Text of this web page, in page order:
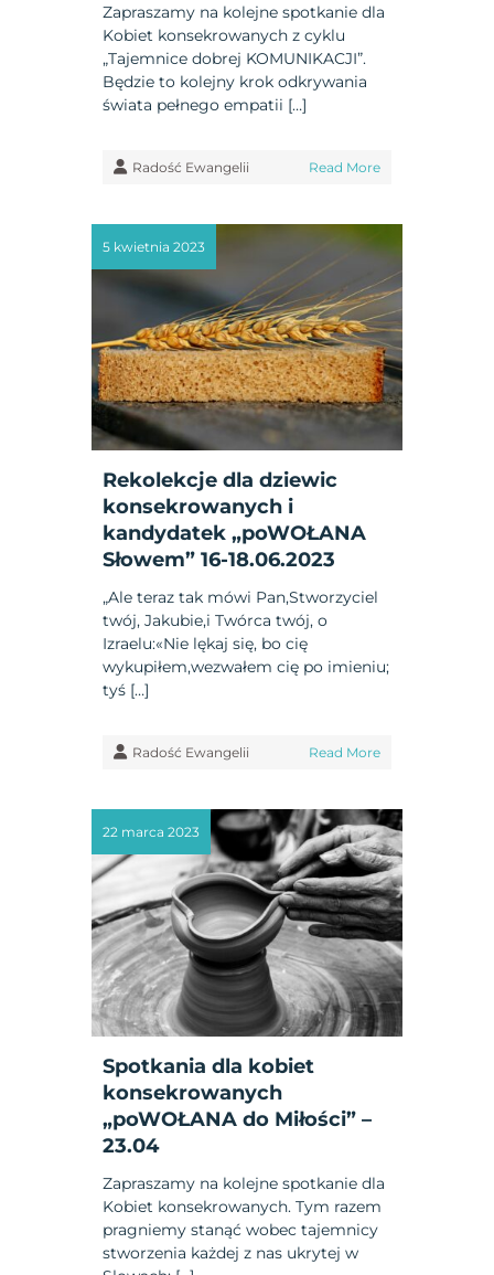
Zapraszamy na kolejne spotkanie dla
Kobiet konsekrowanych z cyklu
„Tajemnice dobrej KOMUNIKACJI”.
Będzie to kolejny krok odkrywania
świata pełnego empatii […]
Radość Ewangelii Read More
5 kwietnia 2023
Rekolekcje dla dziewic
konsekrowanych i
kandydatek „poWOŁANA
Słowem” 16-18.06.2023
„Ale teraz tak mówi Pan,Stworzyciel
twój, Jakubie,i Twórca twój, o
Izraelu:«Nie lękaj się, bo cię
wykupiłem,wezwałem cię po imieniu;
tyś […]
Radość Ewangelii Read More
22 marca 2023
Spotkania dla kobiet
konsekrowanych
„poWOŁANA do Miłości” –
23.04
Zapraszamy na kolejne spotkanie dla
Kobiet konsekrowanych. Tym razem
pragniemy stanąć wobec tajemnicy
stworzenia każdej z nas ukrytej w